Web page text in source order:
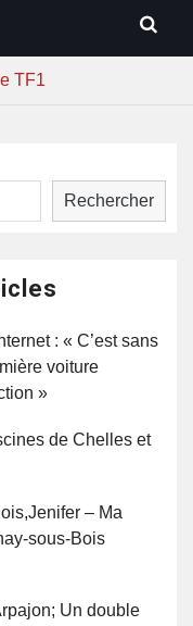
TF1
Rechercher
: « C’est sans
voiture
»
de Chelles et
– Ma
sous-Bois
Un double